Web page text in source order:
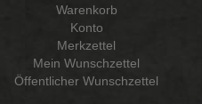
Warenkorb
Konto
Merkzettel
Mein Wunschzettel
Öffentlicher Wunschzettel